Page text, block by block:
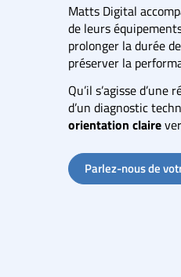
Matts Digital
de leurs
prolonger la durée
préserver la
Qu’il s’agisse
d’un diagnostic
orientation claire
Parlez-nous de